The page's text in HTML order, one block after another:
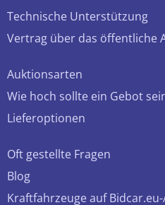
Technische Unterstützung
Vertrag über das öffentliche
Auktionsarten
Wie hoch sollte ein Gebot
Lieferoptionen
Oft gestellte Fragen
Blog
Kraftfahrzeuge auf